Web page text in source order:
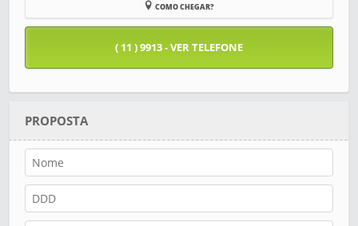
COMO CHEGAR?
( 11 ) 9913 - VER TELEFONE
PROPOSTA